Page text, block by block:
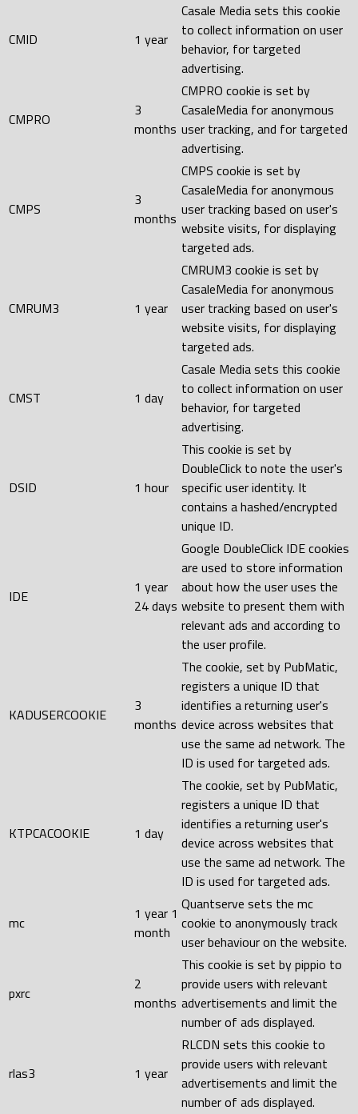
CMID 1 year
Casale Media sets this cookie
to collect information on user
behavior, for targeted
advertising.
CMPRO
3
months
CMPRO cookie is set by
CasaleMedia for anonymous
user tracking, and for targeted
advertising.
CMPS
3
months
CMPS cookie is set by
CasaleMedia for anonymous
user tracking based on user's
website visits, for displaying
targeted ads.
CMRUM3 1 year
CMRUM3 cookie is set by
CasaleMedia for anonymous
user tracking based on user's
website visits, for displaying
targeted ads.
CMST 1 day
Casale Media sets this cookie
to collect information on user
behavior, for targeted
advertising.
DSID 1 hour
This cookie is set by
DoubleClick to note the user's
specific user identity. It
contains a hashed/encrypted
unique ID.
IDE
1 year
24 days
Google DoubleClick IDE cookies
are used to store information
about how the user uses the
website to present them with
relevant ads and according to
the user profile.
KADUSERCOOKIE
3
months
The cookie, set by PubMatic,
registers a unique ID that
identifies a returning user's
device across websites that
use the same ad network. The
ID is used for targeted ads.
KTPCACOOKIE 1 day
The cookie, set by PubMatic,
registers a unique ID that
identifies a returning user's
device across websites that
use the same ad network. The
ID is used for targeted ads.
mc
1 year 1
month
Quantserve sets the mc
cookie to anonymously track
user behaviour on the website.
pxrc
2
months
This cookie is set by pippio to
provide users with relevant
advertisements and limit the
number of ads displayed.
rlas3 1 year
RLCDN sets this cookie to
provide users with relevant
advertisements and limit the
number of ads displayed.